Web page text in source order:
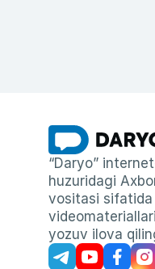
“Daryo”
huzuridagi
vositasi sifatida
yozuv ilova